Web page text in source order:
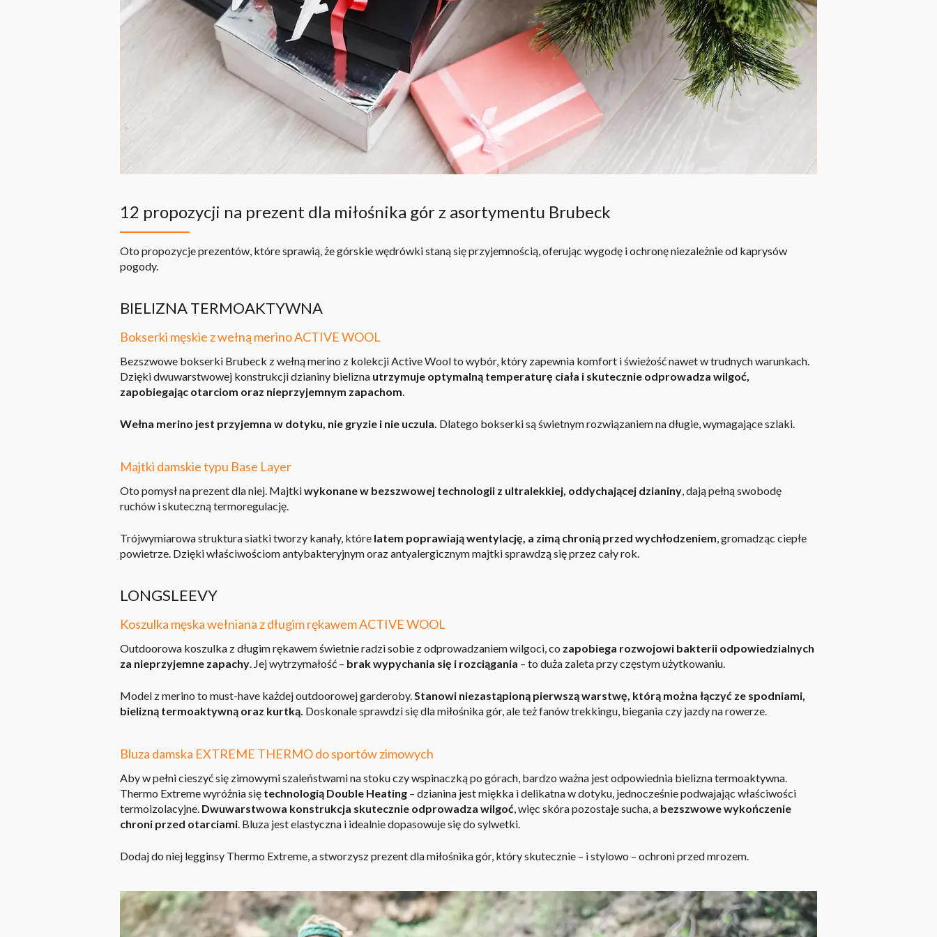
12 propozycji na prezent dla miłośnika gór z asortymentu Brubeck
Oto propozycje prezentów, które sprawią, że górskie wędrówki staną się przyjemnością, oferując wygodę i ochronę niezależnie od kaprysów
pogody.
BIELIZNA TERMOAKTYWNA
Bokserki męskie z wełną merino ACTIVE WOOL
Bezszwowe bokserki Brubeck z wełną merino z kolekcji Active Wool to wybór, który zapewnia komfort i świeżość nawet w trudnych warunkach.
Dzięki dwuwarstwowej konstrukcji dzianiny bielizna utrzymuje optymalną temperaturę ciała i skutecznie odprowadza wilgoć,
zapobiegając otarciom oraz nieprzyjemnym zapachom
Wełna merino jest przyjemna w dotyku, nie gryzie i nie uczula. Dlatego bokserki są świetnym rozwiązaniem na długie, wymagające szlaki.
Majtki damskie typu Base Layer
Oto pomysł na prezent dla niej. Majtkiwykonane w bezszwowej technologii z ultralekkiej, oddychającej dzianiny , dają pełną swobodę
ruchów i skuteczną termoregulację.
Trójwymiarowa struktura siatki tworzy kanały, które latem poprawiają wentylację, a zimą chronią przed wychłodzeniem , gromadząc ciepłe
powietrze. Dzięki właściwościom antybakteryjnym oraz antyalergicznym majtki sprawdzą się przez cały rok.
LONGSLEEVY
Koszulka męska wełniana z długim rękawem ACTIVE WOOL
Outdoorowa koszulka z długim rękawem świetnie radzi sobie z odprowadzaniem wilgoci, co zapobiega rozwojowi bakterii odpowiedzialnych
za nieprzyjemne zapachy . Jej wytrzymałość – brak wypychania się i rozciągania – to duża zaleta przy częstym użytkowaniu.
Model z merino to must-have każdej outdoorowej garderoby. Stanowi niezastąpioną pierwszą warstwę, którą można łączyć ze spodniami,
bielizną termoaktywną oraz kurtką. Doskonale sprawdzi siędla miłośnika gór, ale też fanów trekkingu, biegania czy jazdy na rowerze.
Bluza damska EXTREME THERMO do sportów zimowych
Aby w pełni cieszyć się zimowymi szaleństwami na stoku czy wspinaczką po górach, bardzo ważna jest odpowiednia bielizna termoaktywna.
Thermo Extreme wyróżnia się technologią Double Heating – dzianina jest miękka i delikatna w dotyku, jednocześnie podwajając właściwości
termoizolacyjne. Dwuwarstwowa konstrukcja skutecznie odprowadza wilgoć , więc skóra pozostaje sucha, a bezszwowe wykończenie
chroni przed otarciami . Bluza jest elastyczna i idealnie dopasowuje się do sylwetki.
Dodaj do niej legginsy Thermo Extreme, a stworzyszprezent dla miłośnika gór, który skutecznie – i stylowo – ochroni przed mrozem.